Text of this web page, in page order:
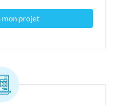
mon projet